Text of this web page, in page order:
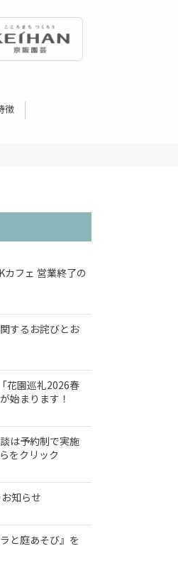
徴
カフェ 営業終了の
するお詫びとお
花園巡礼2026春
始まります！
は予約制で実施
をクリック
知らせ
と庭あそび』を